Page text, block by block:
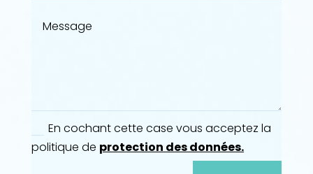
En cochant cette case vous acceptez la
politique de protection des données.